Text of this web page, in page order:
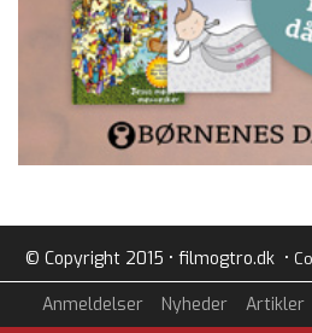
© Copyright 2015 • filmogtro.dk •
Anmeldelser Nyheder Artikler